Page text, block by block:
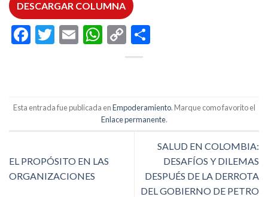
DESCARGAR COLUMNA
Facebook
Twitter
EmailWhatsApp
Copy
Link
Esta entrada fue publicada enEmpoderamiento. Marque como favorito el
Enlace permanente.
EL PROPÓSITO EN LAS
ORGANIZACIONES
SALUD EN COLOMBIA:
DESAFÍOS Y DILEMAS
DESPUÉS DE LA DERROTA
DEL GOBIERNO DE PETRO